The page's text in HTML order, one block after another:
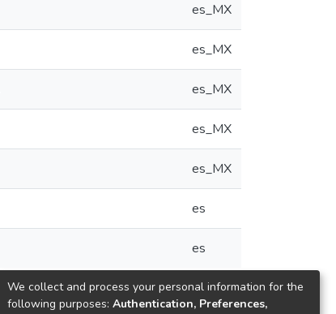
es_MX
es_MX
es_MX
es_MX
es_MX
es
es
We collect and process your personal information for the
following purposes: Authentication, Preferences,